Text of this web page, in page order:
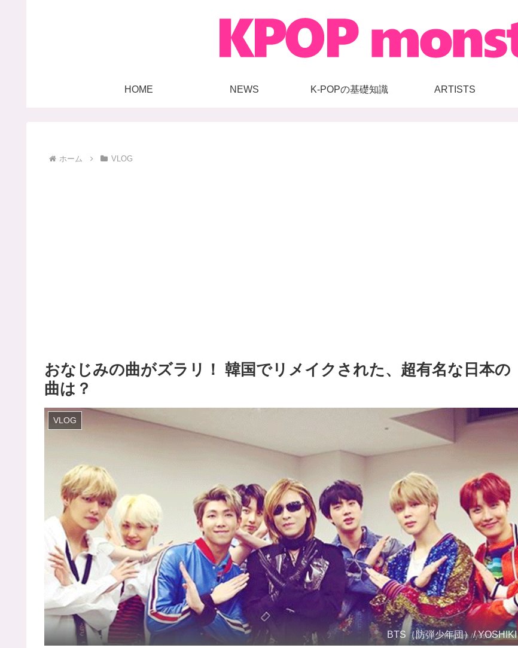
HOME NEWS K-POPの基礎知識 ARTISTS
ホーム VLOG
おなじみの曲がズラリ！ 韓国でリメイクされた、超有名な日本の
曲は？
VLOG
BTS（防弾少年団）/ YOSHIKI